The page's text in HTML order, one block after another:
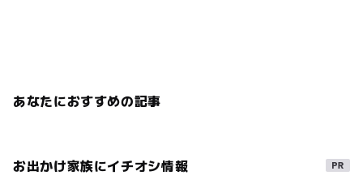
あなたにおすすめの記事
お出かけ家族にイチオシ情報